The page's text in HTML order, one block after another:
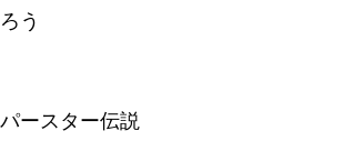
う
ースター伝説